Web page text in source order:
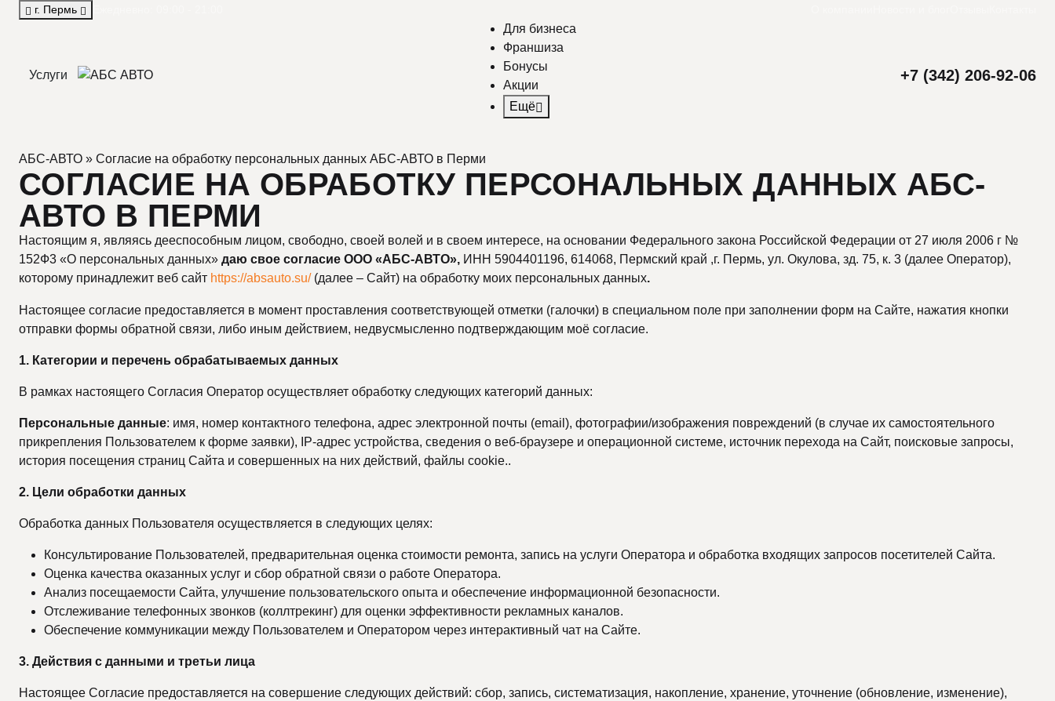
г. Пермь
Услуги
Для бизнеса
Франшиза
Бонусы
Акции
Ещё
+7 (342) 206-92-06
АБС-АВТО » Согласие на обработку персональных данных АБС-АВТО в Перми
СОГЛАСИЕ НА ОБРАБОТКУ ПЕРСОНАЛЬНЫХ ДАННЫХ АБС-
АВТО В ПЕРМИ
Настоящим я, являясь дееспособным лицом, свободно, своей волей и в своем интересе, на основании Федерального закона Российской Федерации от 27 июля 2006 г №
152Ф3 «О персональных данных» даю свое согласие ООО «АБС-АВТО», ИНН 5904401196, 614068, Пермский край ,г. Пермь, ул. Окулова, зд. 75, к. 3 (далее Оператор),
которому принадлежит веб сайт https://absauto.su/(далее – Сайт) на обработку моих персональных данных.
Настоящее согласие предоставляется в момент проставления соответствующей отметки (галочки) в специальном поле при заполнении форм на Сайте, нажатия кнопки
отправки формы обратной связи, либо иным действием, недвусмысленно подтверждающим моё согласие.
1. Категории и перечень обрабатываемых данных
В рамках настоящего Согласия Оператор осуществляет обработку следующих категорий данных:
Персональные данные: имя, номер контактного телефона, адрес электронной почты (email), фотографии/изображения повреждений (в случае их самостоятельного
прикрепления Пользователем к форме заявки), IP-адрес устройства, сведения о веб-браузере и операционной системе, источник перехода на Сайт, поисковые запросы,
история посещения страниц Сайта и совершенных на них действий, файлы cookie..
2. Цели обработки данных
Обработка данных Пользователя осуществляется в следующих целях:
Консультирование Пользователей, предварительная оценка стоимости ремонта, запись на услуги Оператора и обработка входящих запросов посетителей Сайта.
Оценка качества оказанных услуг и сбор обратной связи о работе Оператора.
Анализ посещаемости Сайта, улучшение пользовательского опыта и обеспечение информационной безопасности.
Отслеживание телефонных звонков (коллтрекинг) для оценки эффективности рекламных каналов.
Обеспечение коммуникации между Пользователем и Оператором через интерактивный чат на Сайте.
3. Действия с данными и третьи лица
Настоящее Согласие предоставляется на совершение следующих действий: сбор, запись, систематизация, накопление, хранение, уточнение (обновление, изменение),